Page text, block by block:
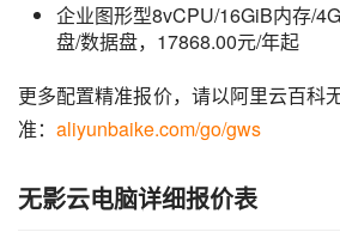
企业图形型8vCPU/16GiB内存/
盘/数据盘，17868.00元/年起
更多配置精准报价，请以阿里云百科
准： aliyunbaike.com/go/gws
无影云电脑详细报价表